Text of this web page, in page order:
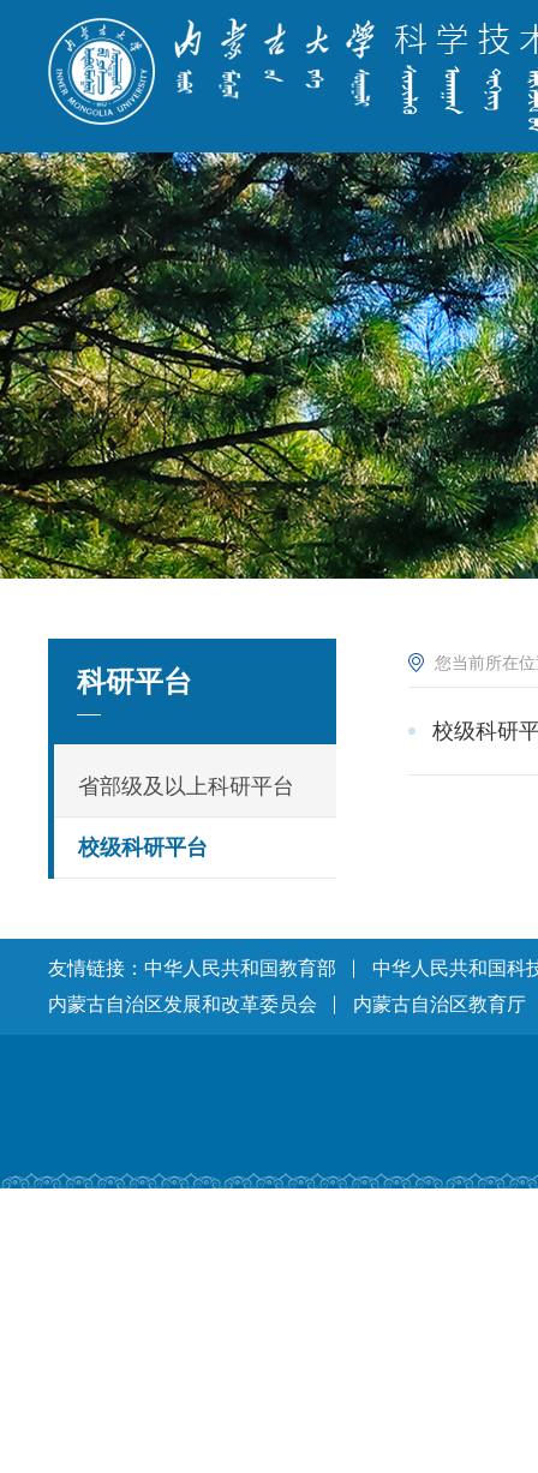
科研平台
省部级及以上科研平台
校级科研平台
您当前所在
校级科研
友情链接： 中华人民共和国教育部
中华人民共和国科
内蒙古自治区发展和改革委员会
内蒙古自治区教育厅